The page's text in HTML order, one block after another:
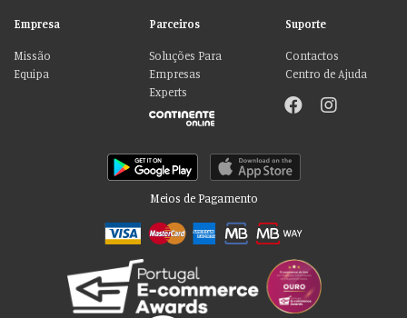
Empresa
Missão
Equipa
Parceiros
Soluções Para
Empresas
Experts
Suporte
Contactos
Centro de Ajuda
Meios de Pagamento
Por favor aceite as nossas deliciosas